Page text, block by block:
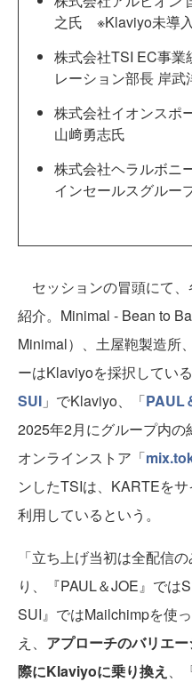
之氏 ※Klaviyo未導
株式会社TSI EC事業
レーション部長 岸
株式会社イオンスポ
山﨑勇志氏
株式会社ヘラルボニ
インセールスグルー
セッションの冒頭にて
紹介。Minimal - Bean to
Minimal）、土屋鞄製造所
ーはKlaviyoを採択してい
SUI 」でKlaviyo、「PAUL
2025年2月にグループ内
オンラインストア「
ンしたTSIは、KARTEを
利用しているという。
「立ち上げ当初は全配信
り、『PAUL＆JOE』では
SUI』ではMailchimpを使
え、 アプローチのバリエ
際にKlaviyoに乗り換え 、